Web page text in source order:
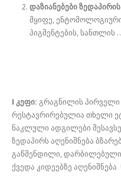
დაზიანებები ზედაპირის
მყიფე,
პიგმენტების, სანთლის
I კეფი: გრაგნილის
რესტავრირებულია თხელი
ნაკლული ადგილები
ზედაპირს აღენიშნება
გაწმენდილი,
ქვედა კიდეებზე აღენიშნება